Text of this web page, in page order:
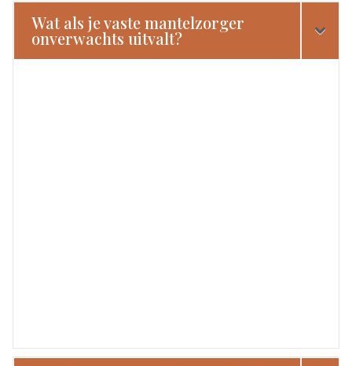
Wat als je vaste mantelzorger
onverwachts uitvalt?